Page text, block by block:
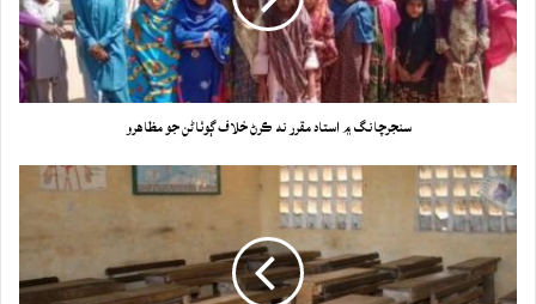
سنجرچانگ ۾ استاد مقرر نه ڪرڻ خلاف ڳوٺاڻن جو مظاهرو